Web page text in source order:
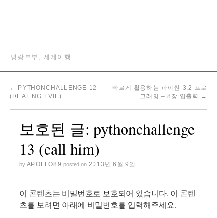
명랑부부, 세계여행
←
PYTHONCHALLENGE 12
(DEALING EVIL)
빠르게 활용하는 파이썬 3.2 프로
그래밍 – 8장 입출력
→
보호된 글: pythonchallenge
13 (call him)
by APOLLO89 posted on 2013년 6월 9일
이 콘텐츠는 비밀번호로 보호되어 있습니다. 이 콘텐
츠를 보려면 아래에 비밀번호를 입력해주세요.